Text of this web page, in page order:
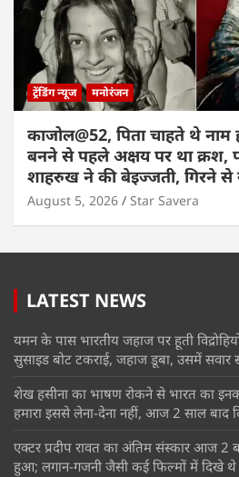
ट्रेंडिंग न्यूज मनोरंजन
काजोल@52, पिता चाहते थे नाम
बनने से पहले अक्षय पर था क्रश,
शाहरुख ने की बेइज्जती, गिरने से
August 5, 2026 Star Savera
LATEST NEWS
यमन के पास भारतीय जहाज पर हूती
सुसाइड बोट टकराई, जहाज डूबा, उसमें सवार
शेख हसीना का भाषण रोकने से भारत का
हमारा इससे लेना-देना नहीं, आज 2 साल बाद
एक्टर प्रदीप रावत का अंतिम संस्कार आज
हुआ; लगान-गजनी जैसी कई फिल्मों में दिखे थे